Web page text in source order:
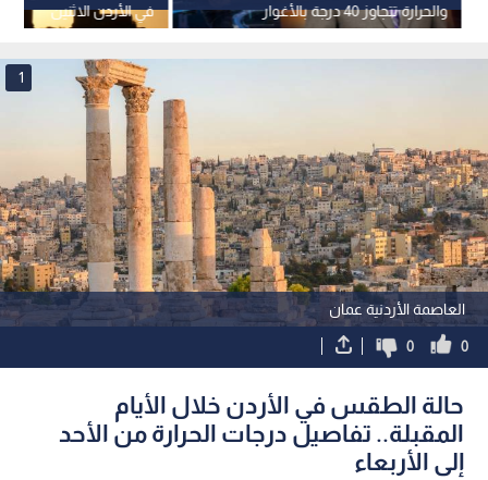
في الأردن الاثنين
والحرارة تتجاوز 40 درجة بالأغوار
والعقبة
العاصمة الأردنية عمان
1
0
0
حالة الطقس في الأردن خلال الأيام
المقبلة.. تفاصيل درجات الحرارة من الأحد
إلى الأربعاء